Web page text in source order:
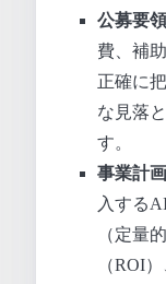
公募要
費、補
正確に
な見落
す。
事業計
入する
（定量
（ROI